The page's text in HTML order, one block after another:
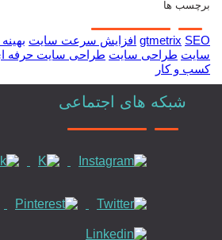
برچسب ها
gtmetrix SEO افزایش سرعت سایت
سایت طراحی سایت طراحی سایت حرفه
کسب و کار
شبکه های اجتماعی